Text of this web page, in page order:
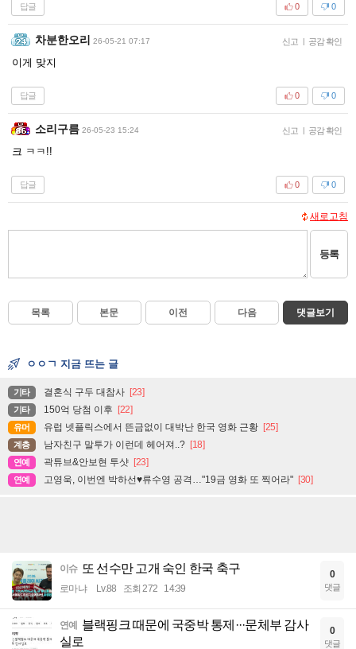
답글 0
0
차분한오리 26-05-21 07:17 신고 | 공감 확인
이게 맞지
답글 0
0
소리구름 26-05-23 15:24 신고 | 공감 확인
크 ㅋㅋ!!
답글 0
0
새로고침
등록
목록 본문 이전 다음 댓글보기
ㅇㅇㄱ 지금 뜨는 글
기타 결혼식 구두 대참사 [23]
기타 150억 당첨 이후 [22]
유머 유럽 넷플릭스에서 뜬금없이 대박난 한국 영화 근황 [25]
계층 남자친구 말투가 이런데 헤어져..? [18]
연예 곽튜브&안보현 투샷 [23]
연예 고영욱, 이번엔 박하선♥류수영 공격…"19금 영화 또 찍어라" [30]
이슈 또 선수만 고개 숙인 한국 축구
로마냐 Lv.88 조회 272 14:39
0
댓글
연예 블랙핑크 때문에 국중박 통제···문체부 감사
실로
0
댓글